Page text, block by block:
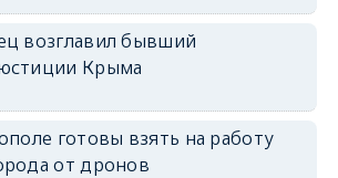
возглавил бывший
Крыма
готовы взять на работу
от дронов